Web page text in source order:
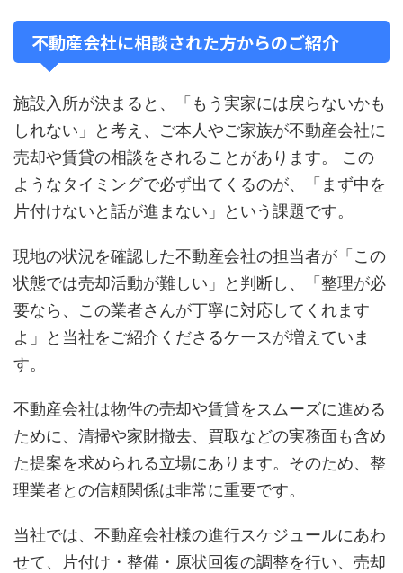
不動産会社に相談された方からのご紹介
施設入所が決まると、「もう実家には戻らないかも
しれない」と考え、ご本人やご家族が不動産会社に
売却や賃貸の相談をされることがあります。 この
ようなタイミングで必ず出てくるのが、「まず中を
片付けないと話が進まない」という課題です。
現地の状況を確認した不動産会社の担当者が「この
状態では売却活動が難しい」と判断し、「整理が必
要なら、この業者さんが丁寧に対応してくれます
よ」と当社をご紹介くださるケースが増えていま
す。
不動産会社は物件の売却や賃貸をスムーズに進める
ために、清掃や家財撤去、買取などの実務面も含め
た提案を求められる立場にあります。そのため、整
理業者との信頼関係は非常に重要です。
当社では、不動産会社様の進行スケジュールにあわ
せて、片付け・整備・原状回復の調整を行い、売却